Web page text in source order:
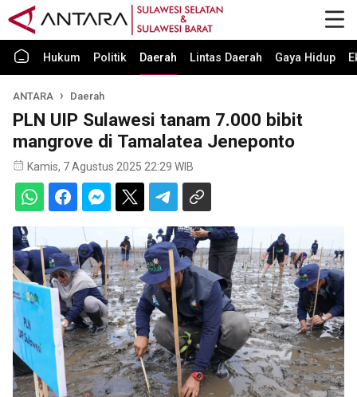
Hukum Politik Daerah Lintas Daerah Gaya Hidup
ANTARA Daerah
PLN UIP Sulawesi tanam 7.000 bibit
mangrove di Tamalatea Jeneponto
Kamis, 7 Agustus 2025 22:29 WIB